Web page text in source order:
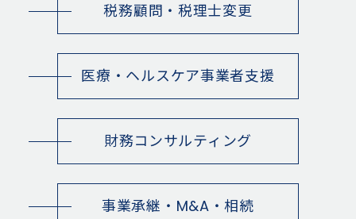
税務顧問・税理士変更
医療・ヘルスケア事業者支援
財務コンサルティング
事業承継・M&A・相続